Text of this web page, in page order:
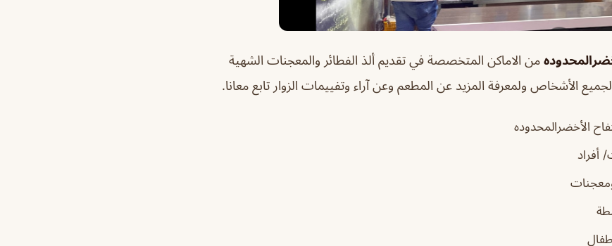
من الاماكن المتخصصة في تقديم ألذ الفطائر والمعجنات الشهية
الأشخاص ولمعرفة المزيد عن المطعم وعن آراء وتفييمات الزوار تابع معانا.
الأخضرالمحدوده
أفراد